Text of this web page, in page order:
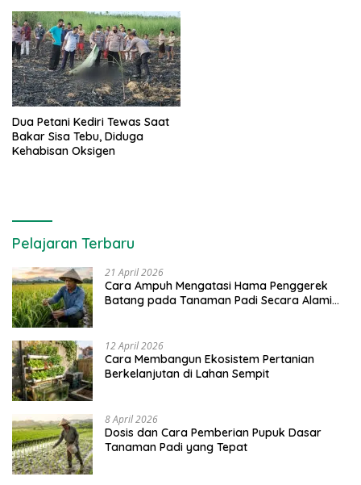
Dua Petani Kediri Tewas Saat
Bakar Sisa Tebu, Diduga
Kehabisan Oksigen
Pelajaran Terbaru
21 April 2026
Cara Ampuh Mengatasi Hama Penggerek
Batang pada Tanaman Padi Secara Alami
12 April 2026
Cara Membangun Ekosistem Pertanian
Berkelanjutan di Lahan Sempit
8 April 2026
Dosis dan Cara Pemberian Pupuk Dasar
Tanaman Padi yang Tepat